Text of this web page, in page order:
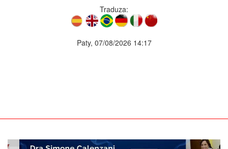
Traduza:
Paty, 07/08/2026 14:17